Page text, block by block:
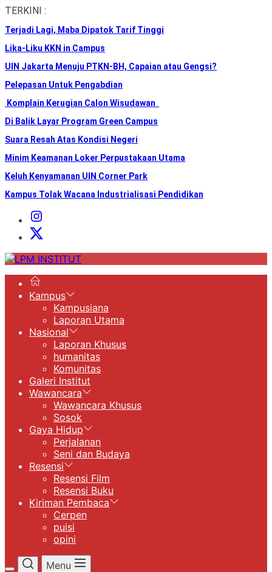
Skip
the
content
TERKINI :
Terjadi Lagi, Maba Dipatok Tarif Tinggi
Lika-Liku KKN in Campus
UIN Jakarta Menuju PTKN-BH, Capaian atau Gengsi?
Pelepasan Untuk Pengabdian
Komplain Kerugian Calon Wisudawan
Di Balik Layar Program Green Campus
Suara Resah Atas Kondisi Negeri
Minim Keamanan Loker Perpustakaan Utama
Keluh Kenyamanan UIN Corner Park
Kampus Tolak Wacana Industrialisasi Pendidikan
Instagram
Institut
X
LPM
Kampus
Kampusiana
Laporan Utama
Nasional
Laporan Khusus
humanitas
Komunitas
Galeri Institut
Wawancara
Wawancara Khusus
Sosok
Gaya Hidup
Perjalanan
Seni dan Budaya
Resensi
Resensi Film
Resensi Buku
Kiriman Pembaca
Cerpen
puisi
opini
Menu